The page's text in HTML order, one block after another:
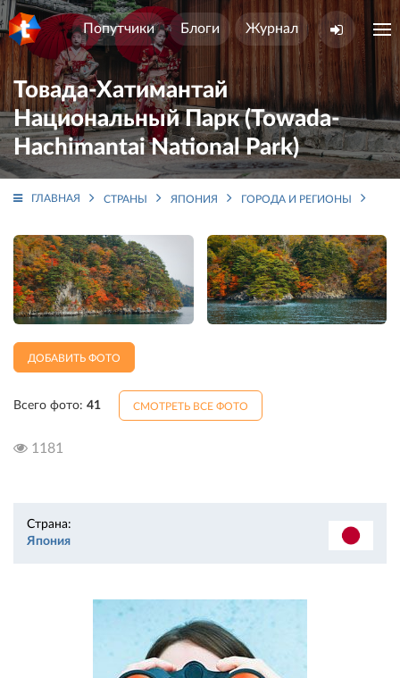
Попутчики Блоги Журнал
Товада-Хатимантай
Национальный Парк (Towada-
Hachimantai National Park)
ГЛАВНАЯ СТРАНЫ ЯПОНИЯ ГОРОДА И РЕГИОНЫ
ДОБАВИТЬ ФОТО
Всего фото: 41 СМОТРЕТЬ ВСЕ ФОТО
1181
Страна:
Япония